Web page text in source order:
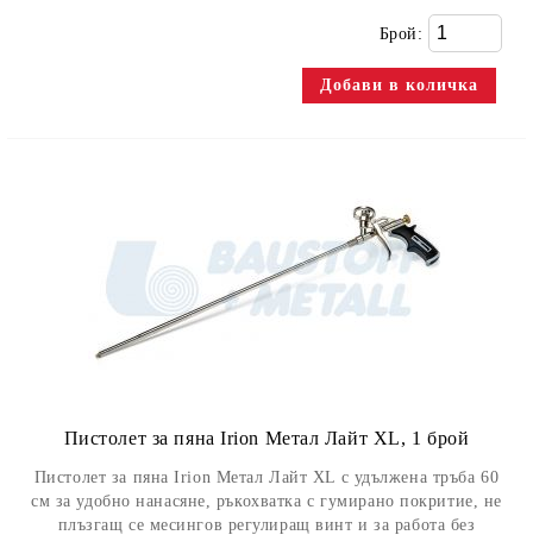
Брой:
Пистолет за пяна Irion Метал Лайт XL, 1 брой
Пистолет за пяна Irion Метал Лайт XL с удължена тръба 60
см за удобно нанасяне, ръкохватка с гумирано покритие, не
плъзгащ се месингов регулиращ винт и за работа без